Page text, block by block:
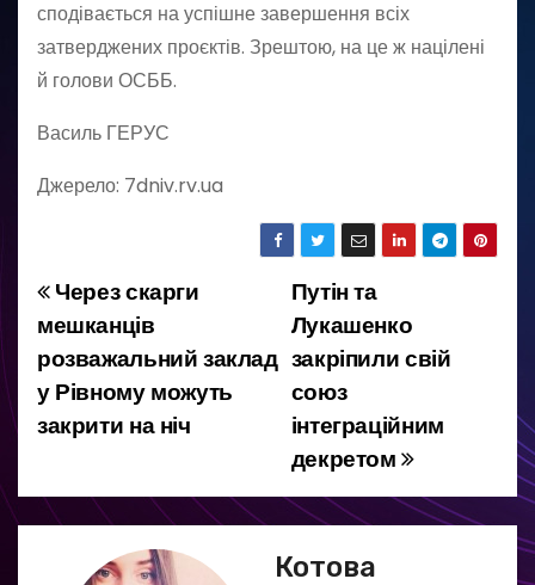
сподівається на успішне завершення всіх
затверджених проєктів. Зрештою, на це ж націлені
й голови ОСББ.
Василь ГЕРУС
Джерело: 7dniv.rv.ua
Н
а
в
г
Путін та
Лукашенко
закріпили свій
союз
інтеграційним
декретом
Через скарги
мешканців
розважальний заклад
у Рівному можуть
закрити на ніч
Котова